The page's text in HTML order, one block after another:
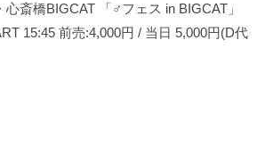
心斎橋BIGCAT 「♂フェス in BIGCAT」
15:45 前売:4,000円 / 当日 5,000円(D代